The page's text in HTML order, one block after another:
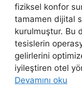
fiziksel konfor
tamamen dijital
kurulmuştur. Bu
tesislerin
gelirlerini
iyileştiren otel
Devamını oku